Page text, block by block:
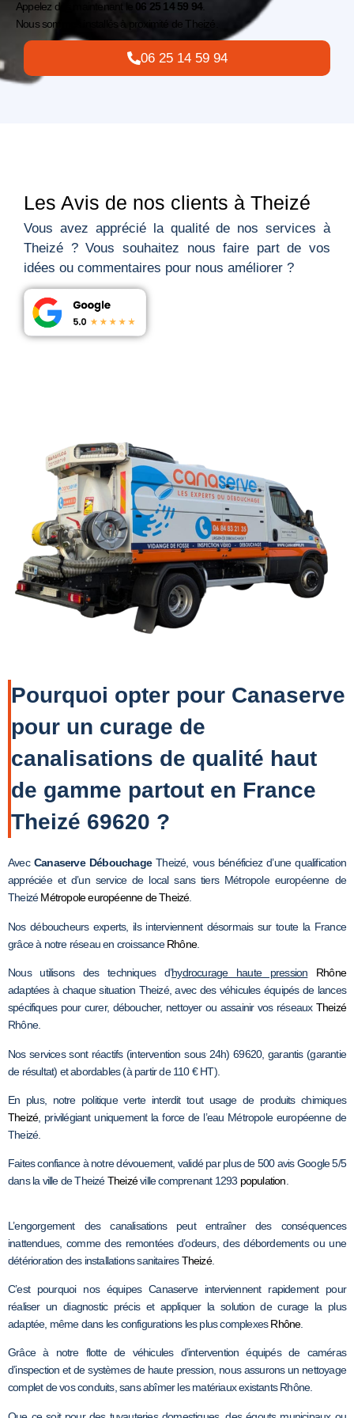
Appelez dès maintenant le
06 25 14 59 94.
Nous sommes installés à proximité de Theizé
06 25 14 59 94
Les Avis de nos clients à Theizé
Vous avez apprécié la qualité de nos services à
Theizé ? Vous souhaitez nous faire part de vos
idées ou commentaires pour nous améliorer ?
Pourquoi opter pour Canaserve
pour un curage de
canalisations de qualité haut
de gamme partout en France
Theizé 69620 ?
AvecCanaserve DébouchageTheizé, vous bénéficiez d’une qualification
appréciée et d’un service de local sans tiers Métropole européenne de
TheizéMétropole européenne de Theizé.
Nos déboucheurs experts, ils interviennent désormais sur toute la France
grâce à notre réseau en croissanceRhône.
Nous utilisons des techniques d’hydrocurage haute pression
Rhône
adaptées à chaque situation Theizé, avec des véhicules équipés de lances
spécifiques pour curer, déboucher, nettoyer ou assainir vos réseaux Theizé
Rhône.
Nos services sont réactifs (intervention sous 24h) 69620, garantis (garantie
de résultat) et abordables (à partir de 110 € HT).
En plus, notre politique verte interdit tout usage de produits chimiques
Theizé, privilégiant uniquement la force de l’eau Métropole européenne de
Theizé.
Faites confiance à notre dévouement, validé par plus de 500 avis Google 5/5
dans la ville de TheizéTheizéville comprenant 1293 population.
L’engorgement des canalisations peut entraîner des conséquences
inattendues, comme des remontées d’odeurs, des débordements ou une
détérioration des installations sanitairesTheizé.
C’est pourquoi nos équipes Canaserve interviennent rapidement pour
réaliser un diagnostic précis et appliquer la solution de curage la plus
adaptée, même dans les configurations les plus complexesRhône.
Grâce à notre flotte de véhicules d’intervention équipés de caméras
d’inspection et de systèmes de haute pression, nous assurons un nettoyage
complet de vos conduits, sans abîmer les matériaux existants Rhône.